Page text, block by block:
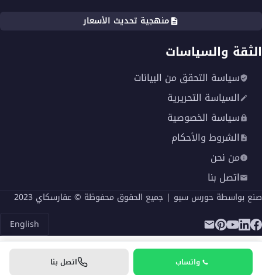
واتساب اتصل بنا
منهجية تحديث الأسعار
الثقة والسياسات
سياسة التحقق من البيانات
السياسة التحريرية
سياسة الخصوصية
الشروط والأحكام
من نحن
اتصل بنا
صنع بواسطة حورس سيو | جميع الحقوق محفوظة © عقارسكاي 2023
English